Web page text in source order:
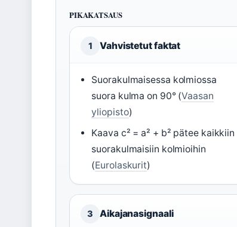
PIKAKATSAUS
1 Vahvistetut faktat
Suorakulmaisessa kolmiossa
suora kulma on 90° (Vaasan
yliopisto)
Kaava c² = a² + b² pätee kaikkiin
suorakulmaisiin kolmioihin
(Eurolaskurit)
3 Aikajanasignaali